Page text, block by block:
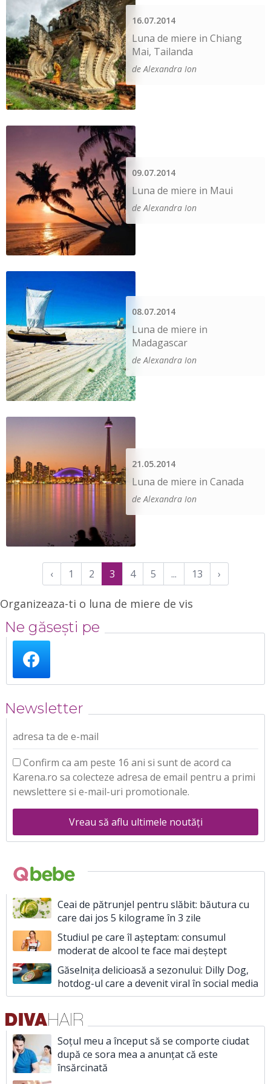
16.07.2014
Luna de miere in Chiang
Mai, Tailanda
de Alexandra Ion
09.07.2014
Luna de miere in Maui
de Alexandra Ion
08.07.2014
Luna de miere in
Madagascar
de Alexandra Ion
21.05.2014
Luna de miere in Canada
de Alexandra Ion
‹ 1 2 3 4 5 ... 13 ›
Organizeaza-ti o luna de miere de vis
Ne găsești pe
Newsletter
adresa ta de e-mail
Confirm ca am peste 16 ani si sunt de acord ca
Karena.ro sa colecteze adresa de email pentru a primi
newslettere si e-mail-uri promotionale.
Vreau să aflu ultimele noutăți
Ceai de pătrunjel pentru slăbit: băutura cu
care dai jos 5 kilograme în 3 zile
Studiul pe care îl așteptam: consumul
moderat de alcool te face mai deștept
Găselnița delicioasă a sezonului: Dilly Dog,
hotdog-ul care a devenit viral în social media
Soțul meu a început să se comporte ciudat
după ce sora mea a anunțat că este
însărcinată